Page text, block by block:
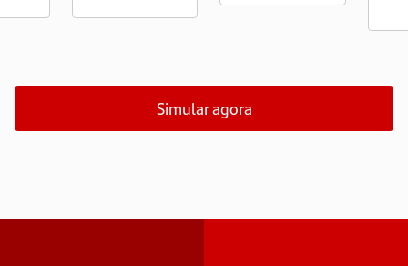
Simular agora